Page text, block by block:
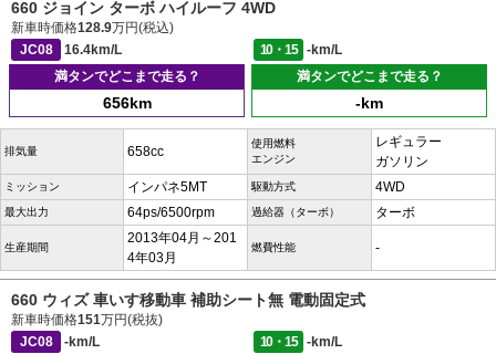
660 ジョイン ターボ ハイルーフ 4WD
新車時価格128.9万円(税込)
JC08
16.4km/L 10・15
-km/L
満タンでどこまで走る？
656km
満タンでどこまで走る？
-km
排気量 658cc
使用燃料
エンジン
レギュラー
ガソリン
ミッション インパネ5MT 駆動方式 4WD
最大出力 64ps/6500rpm 過給器（ターボ） ターボ
生産期間
2013年04月～201
4年03月
燃費性能 -
660 ウィズ 車いす移動車 補助シート無 電動固定式
新車時価格151万円(税抜)
JC08
-km/L 10・15
-km/L